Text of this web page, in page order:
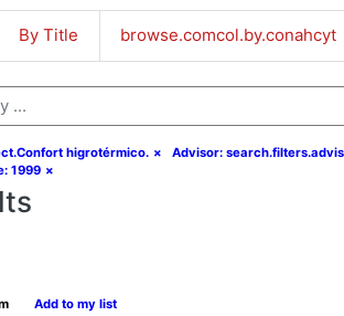
By Title browse.comcol.by.conahcyt
higrotérmico. × Advisor:
1999 ×
Add to my list